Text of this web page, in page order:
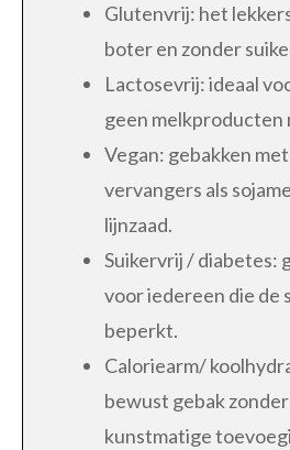
Glutenvrij: het
boter en zonder
Lactosevrij: ideaal
geen melkproducten
Vegan: gebakken
vervangers als
lijnzaad.
Suikervrij / diabetes:
voor iedereen die de
beperkt.
Caloriearm/
bewust gebak
kunstmatige